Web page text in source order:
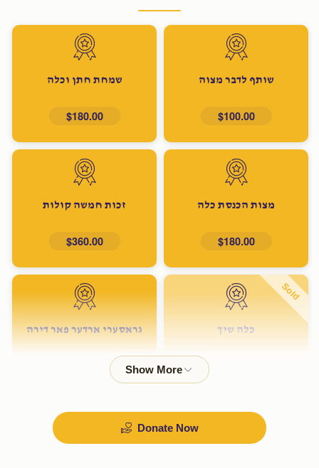
שותף לדבר מצוה
$100.00
שמחת חתן וכלה
$180.00
מצות הכנסת כלה
$180.00
זכות חמשה קולות
$360.00
Sold
כלה שיך גראסערי ארדער פאר דירה
Sold
Donate Now